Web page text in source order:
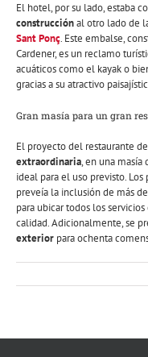
El hotel, por su lado, estaba
construcciónal otro lado de
Sant Ponç. Este embalse,
Cardener, es un reclamo
acuáticos como el kayak o
gracias a su atractivo
Gran masía para un gran
El proyecto del restaurante
extraordinaria, en una
ideal para el uso previsto.
preveía la inclusión de más
para ubicar todos los
calidad. Adicionalmente, se
exterior para ochenta